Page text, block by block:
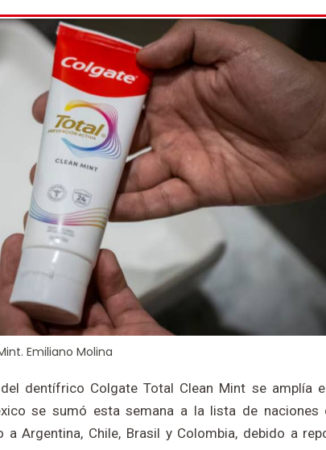
Emiliano Molina
dentífrico Colgate Total Clean Mint se amplía
se sumó esta semana a la lista de naciones
Argentina, Chile, Brasil y Colombia, debido a